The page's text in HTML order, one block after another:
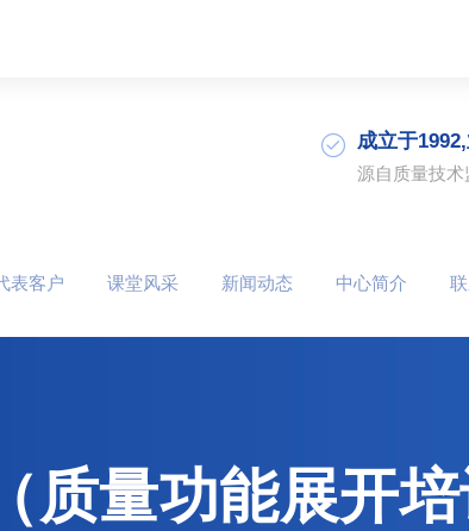
成立于
源自质量技术
表客户 课堂风采 新闻动态 中心简介
质量功能展开